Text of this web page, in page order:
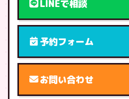
LINEで相談
予約フォーム
お問い合わせ